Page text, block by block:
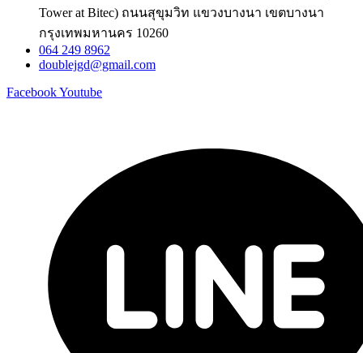
Tower at Bitec) ถนนสุขุมวิท แขวงบางนา เขตบางนา
กรุงเทพมหานคร 10260
064 249 8962
doublejgd@gmail.com
FacebookYoutube